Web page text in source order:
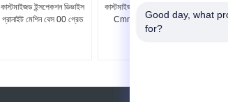
কাস্টমাইজড ইন্সপেকশন ডিভাইস
গ্রানাইট মেশিন বেস 00 গ্রেড
কাস্টমাইজড গ্রানাইট মেশিন বেস
Cmm স্থানাঙ্ক পরিমাপ
Good day, what
for?